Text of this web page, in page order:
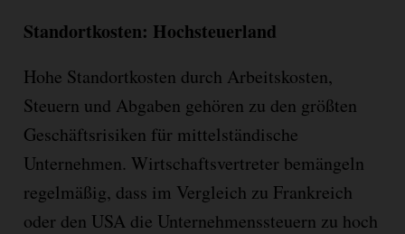
Standortkosten: Hochsteuerland
Hohe Standortkosten durch Arbeitskosten,
Steuern und Abgaben gehören zu den größten
Geschäftsrisiken für mittelständische
Unternehmen. Wirtschaftsvertreter bemängeln
regelmäßig, dass im Vergleich zu Frankreich
oder den USA die Unternehmenssteuern zu hoch